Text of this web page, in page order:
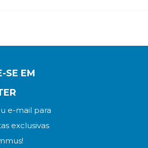
SE EM
e-mail para
exclusivas